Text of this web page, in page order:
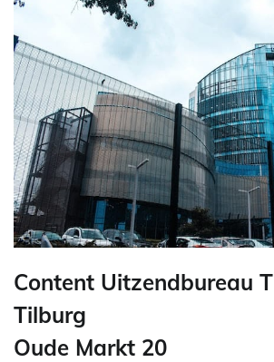
Content Uitzendbureau
Tilburg
Oude Markt 20